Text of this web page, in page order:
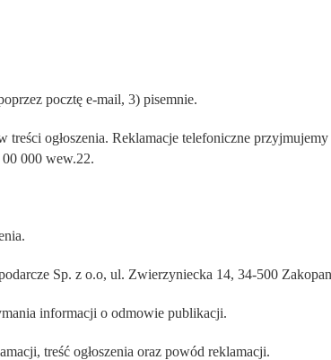
pocztę e-mail, 3) pisemnie.
treści ogłoszenia. Reklamacje telefoniczne przyjmujemy
000 wew.22.
Sp. z o.o, ul. Zwierzyniecka 14, 34-500
informacji o odmowie publikacji.
treść ogłoszenia oraz powód reklamacji.